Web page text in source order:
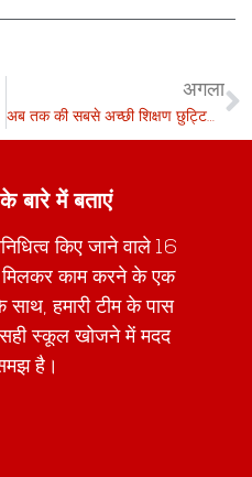
अगला
अब तक की सबसे अच्छी शिक्षण छुट्टियों के लिए मोंटाना समर स्कूल में शामिल हों
बारे में बताएं
किए जाने वाले 16
काम करने के एक
हमारी टीम के पास
स्कूल खोजने में मदद
है।